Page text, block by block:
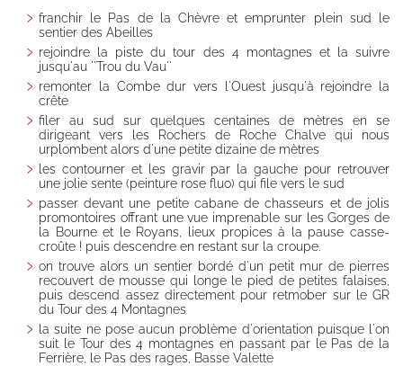
Légales,
conditions
d'annulation
Yoga, TAi Chi,
Qi Gong,
Singing
courses ...
Activity room
Stages et
séjours
encadrés au
gîte
Salle d'activités
et terrasse bois
Séances de
yoga,
massages, et
soins
franchir le Pas de la Chèvre et emprunter plein sud le
sentier des Abeilles
rejoindre la piste du tour des 4 montagnes et la suivre
jusqu'au ''Trou du Vau''
remonter la Combe dur vers l'Ouest jusqu'à rejoindre la
crête
filer au sud sur quelques centaines de mètres en se
dirigeant vers les Rochers de Roche Chalve qui nous
urplombent alors d'une petite dizaine de mètres
les contourner et les gravir par la gauche pour retrouver
une jolie sente (peinture rose fluo) qui file vers le sud
passer devant une petite cabane de chasseurs et de jolis
promontoires offrant une vue imprenable sur les Gorges de
la Bourne et le Royans, lieux propices à la pause casse-
croûte ! puis descendre en restant sur la croupe.
on trouve alors un sentier bordé d'un petit mur de pierres
recouvert de mousse qui longe le pied de petites falaises,
puis descend assez directement pour retmober sur le GR
du Tour des 4 Montagnes
la suite ne pose aucun problème d'orientation puisque l'on
suit le Tour des 4 montagnes en passant par le Pas de la
Ferrière, le Pas des rages, Basse Valette